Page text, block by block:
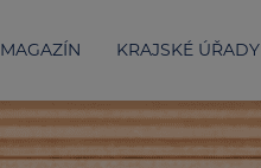
MAGAZÍN KRAJSKÉ ÚŘADY